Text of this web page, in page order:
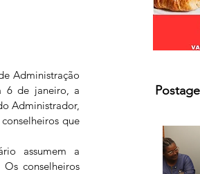
Administração
6 de janeiro, a
Administrador,
que
assumem a
conselheiros